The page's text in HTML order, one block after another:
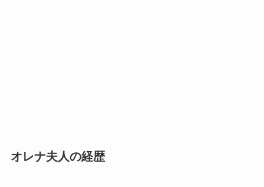
オレナ夫人の経歴